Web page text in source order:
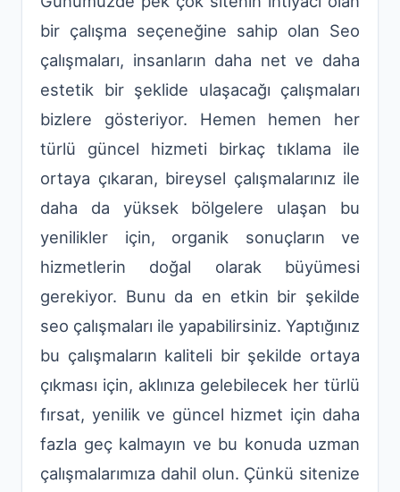
bir çalışma seçeneğine sahip olan Seo
çalışmaları, insanların daha net ve daha
estetik bir şeklide ulaşacağı çalışmaları
bizlere gösteriyor. Hemen hemen her
türlü güncel hizmeti birkaç tıklama ile
ortaya çıkaran, bireysel çalışmalarınız ile
daha da yüksek bölgelere ulaşan bu
yenilikler için, organik sonuçların ve
hizmetlerin doğal olarak büyümesi
gerekiyor. Bunu da en etkin bir şekilde
seo çalışmaları ile yapabilirsiniz. Yaptığınız
bu çalışmaların kaliteli bir şekilde ortaya
çıkması için, aklınıza gelebilecek her türlü
fırsat, yenilik ve güncel hizmet için daha
fazla geç kalmayın ve bu konuda uzman
çalışmalarımıza dahil olun. Çünkü sitenize